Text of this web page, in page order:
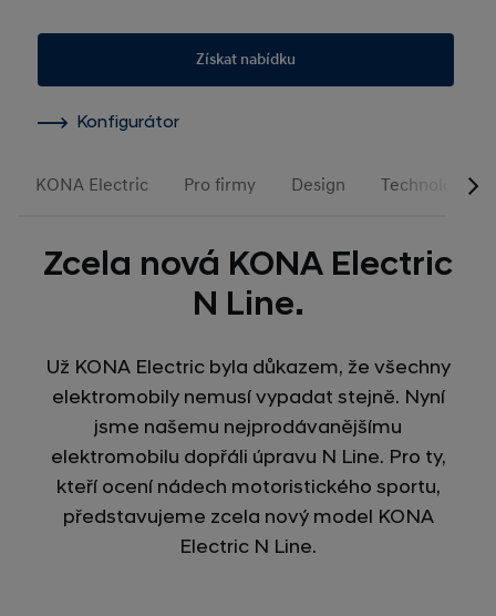
Získat nabídku
Konfigurátor
KONA Electric Pro firmy Design Technologie
Zcela nová KONA Electric
N Line.
Už KONA Electric byla důkazem, že všechny
elektromobily nemusí vypadat stejně. Nyní
jsme našemu nejprodávanějšímu
elektromobilu dopřáli úpravu N Line. Pro ty,
kteří ocení nádech motoristického sportu,
představujeme zcela nový model KONA
Electric N Line.